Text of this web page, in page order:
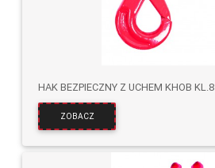
HAK BEZPIECZNY Z UCHEM KHOB KL.8
ZOBACZ